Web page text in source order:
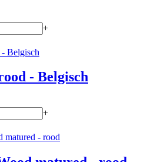
+
- Belgisch
+